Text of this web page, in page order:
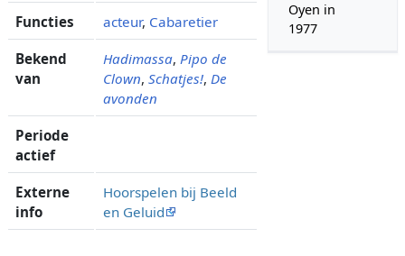
Oyen in
1977
Functies acteur, Cabaretier
Bekend
van
Hadimassa, Pipo de
Clown, Schatjes!, De
avonden
Periode
actief
Externe
info
Hoorspelen bij Beeld
en Geluid